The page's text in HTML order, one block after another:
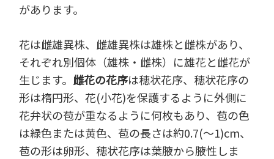
があります。
花は雌雄異株、雌雄異株は雄株と雌株があり、
それぞれ別個体（雄株・雌株）に雄花と雌花が
生じます。 雌花の花序は穂状花序、穂状花序の
形は楕円形、花(小花)を保護するように外側に
花弁状の苞が重なるように何枚もあり、苞の色
は緑色または黄色、苞の長さは約0.7(～1)cm、
苞の形は卵形、穂状花序は葉腋から腋性しま